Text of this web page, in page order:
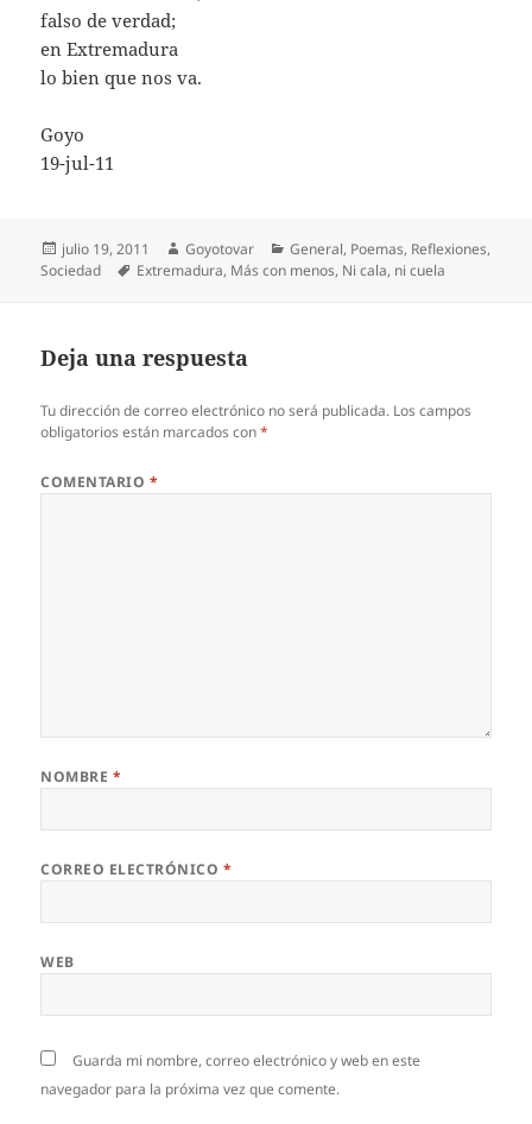
falso de verdad;
en Extremadura
lo bien que nos va.
Goyo
19-jul-11
Publicado
el
julio 19, 2011 Autor
Goyotovar Categorías
General, Poemas, Reflexiones,
Sociedad
Etiquetas
Extremadura, Más con menos, Ni cala, ni cuela
Deja una respuesta
Tu dirección de correo electrónico no será publicada. Los campos
obligatorios están marcados con*
COMENTARIO *
NOMBRE *
CORREO ELECTRÓNICO *
WEB
Guarda mi nombre, correo electrónico y web en este
navegador para la próxima vez que comente.